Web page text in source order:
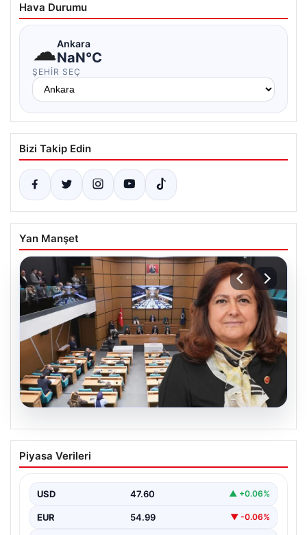
Hava Durumu
☁Ankara
NaN°C
ŞEHIR SEÇ
Bizi Takip Edin
Yan Manşet
Üsküdar Belediyesi’nde başkanvekili
Sibel Tan Çetinkaya oldu
Piyasa Verileri
USD 47.60 ▲ +0.06%
EUR 54.99 ▼ -0.06%